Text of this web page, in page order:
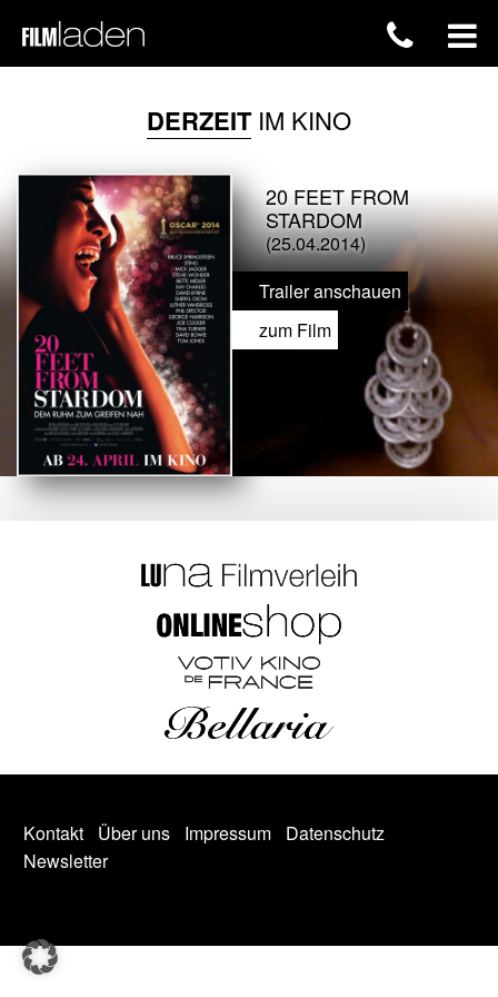
DERZEITIM KINO
20 FEET FROM
STARDOM
(25.04.2014)
Trailer anschauen
zum Film
Kontakt Über uns Impressum
Datenschutz
Newsletter